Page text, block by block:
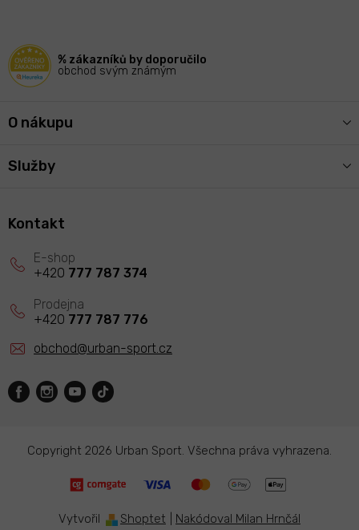
% zákazníků by doporučilo
obchod svým známým
O nákupu
Služby
Kontakt
obchod@urban-sport.cz
+420 777 787 374
+420 777 787 776
Vytvořil Shoptet Nakódoval Milan Hrnčál
Copyright 2026 Urban Sport. Všechna práva vyhrazena.